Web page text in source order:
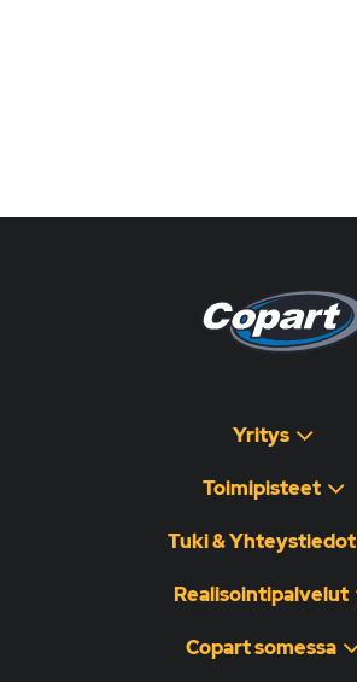
Yritys
Toimipisteet
Tuki & Yhteystiedot
Realisointipalvelut
Copart somessa